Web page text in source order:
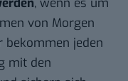
von Morgen
bekommen jeden
mit den